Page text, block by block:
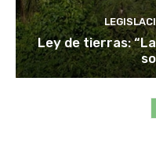
Ley de tierras: